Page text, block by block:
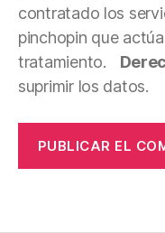
contratado los
pinchopin que
tratamiento.
suprimir los datos.